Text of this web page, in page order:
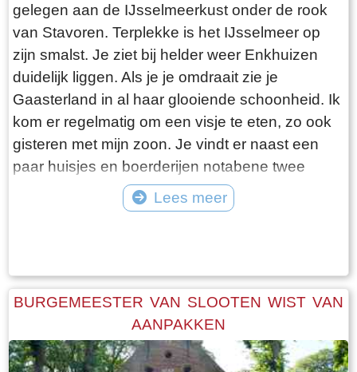
gelegen aan de IJsselmeerkust onder de rook
van Stavoren. Terplekke is het IJsselmeer op
zijn smalst. Je ziet bij helder weer Enkhuizen
duidelijk liggen. Als je je omdraait zie je
Gaasterland in al haar glooiende schoonheid. Ik
kom er regelmatig om een visje te eten, zo ook
gisteren met mijn zoon. Je vindt er naast een
paar huisjes en boerderijen notabene twee
visrestaurants op steenworp afstand van elkaar.
Er schijnt het jaar rond voldoende klandizie te
linker restaurant dat sinds een paar jaar in de
voormalige zoutloods gevestigd is. Zolang de
voorraad strekt welteverstaan. De naam
“Laaksumer Bot” suggereert dat de vis terplekke
gevangen wordt. En niets is minder waar.
Lees meer
BURGEMEESTER VAN SLOOTEN WIST VAN
AANPAKKEN